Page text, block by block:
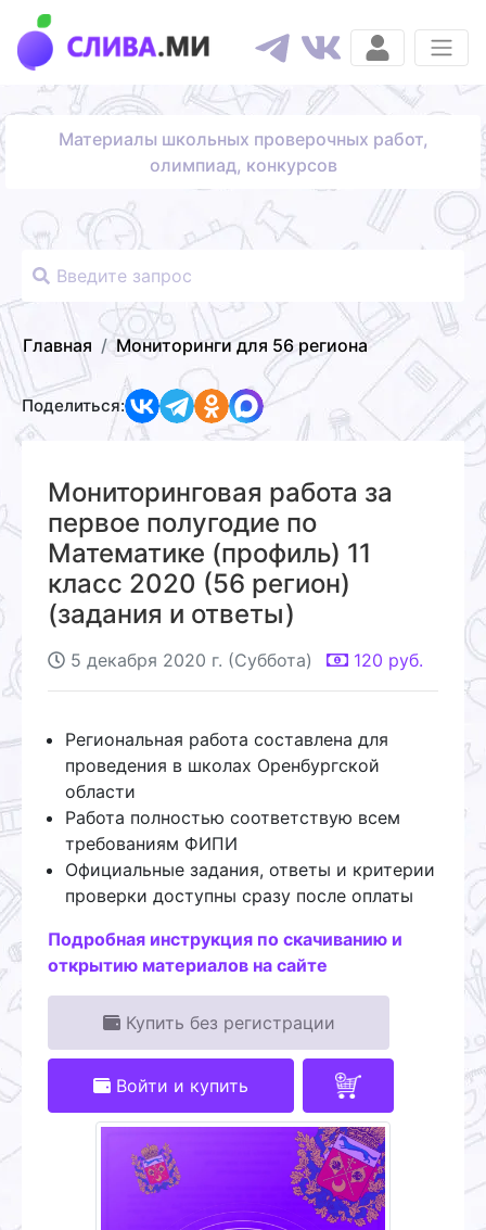
Материалы школьных проверочных работ,
олимпиад, конкурсов
Главная Мониторинги для 56 региона
Поделиться:
Мониторинговая работа за
первое полугодие по
Математике (профиль) 11
класс 2020 (56 регион)
(задания и ответы)
5 декабря 2020 г. (Суббота) 120 руб.
Региональная работа составлена для
проведения в школах Оренбургской
области
Работа полностью соответствую всем
требованиям ФИПИ
Официальные задания, ответы и критерии
проверки доступны сразу после оплаты
Подробная инструкция по скачиванию и
открытию материалов на сайте
Купить без регистрации
Войти и купить